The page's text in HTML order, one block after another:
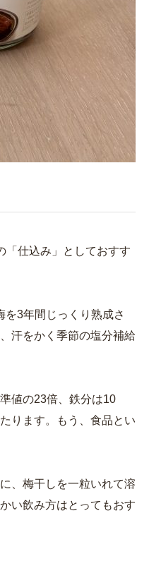
「仕込み」としておすす
を3年間じっくり熟成さ
汗をかく季節の塩分補給
値の23倍、鉄分は10
ります。もう、食品とい
、梅干しを一粒いれて溶
い飲み方はとってもおす